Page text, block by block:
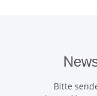
Bitte